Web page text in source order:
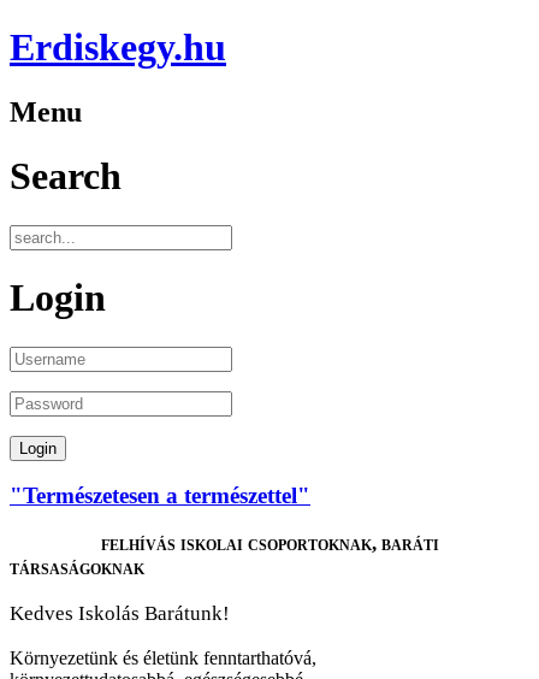
Erdiskegy.hu
Menu
Search
Login
"Természetesen a természettel"
felhívás iskolai csoportoknak, baráti
társaságoknak
Kedves Iskolás Barátunk!
Környezetünk és életünk fenntarthatóvá,